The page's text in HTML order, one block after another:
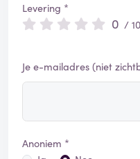
Levering *
0 / 10
Je e-mailadres (niet
Anoniem *